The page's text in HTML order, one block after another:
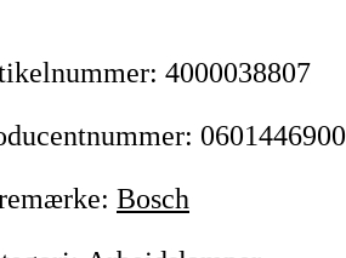
: 4000038807
: 0601446900
: Bosch